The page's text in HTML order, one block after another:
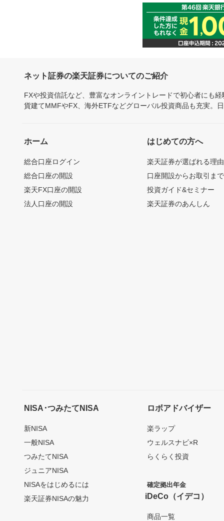
ネット証券の楽天証券についてのご紹介
FXや投資信託など、豊富なオンライントレードで初心者にも
貨建てMMFやFX、海外ETFなどグローバル投資商品も充実。
ホーム
総合口座ログイン
総合口座の開設
楽天FX口座の開設
法人口座の開設
はじめての方へ
楽天証券が選ばれる理由
口座開設からお取引ま
投資ガイド&セミナー
楽天証券のあんしん
NISA･つみたてNISA
新NISA
一般NISA
つみたてNISA
ジュニアNISA
NISAをはじめるには
楽天証券NISAの魅力
ロボアドバイザー
楽ラップ
ウェルスナビ×R
らくらく投資
確定拠出年金
iDeCo（イデコ）
商品一覧